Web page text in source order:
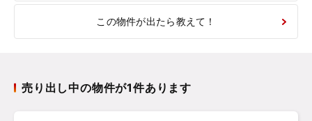
この物件が出たら教えて！
売り出し中の物件が1件あります